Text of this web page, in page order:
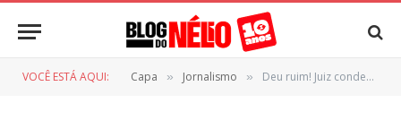
VOCÊ ESTÁ AQUI: Capa » Jornalismo » Deu ruim! Juiz condena Vivo por danos morais por uso de nome ofensivo a cliente em R$ 5 mil. Vai vendo